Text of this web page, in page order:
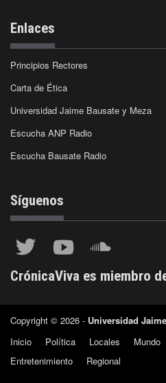
Enlaces
Principios Rectores
Carta de Ética
Universidad Jaime Bausate y Meza
Escucha ANP Radio
Escucha Bausate Radio
Síguenos
CrónicaViva es miembro
Copyright © 2026 - Universidad
Inicio
Política Locales Mundo
Entretenimiento
Regional